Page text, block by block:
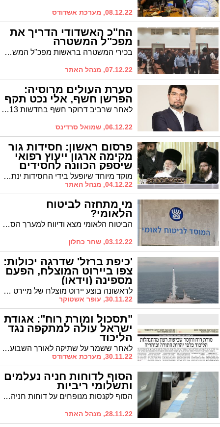
08.12.22, מערכת אשדודס
הח"כ האשדודי הדריך את
מפכ"ל המשטרה
בכירי המשטרה בראשות מפכ"ל המשטרה תנ"צ קובי שבתאי סיירו בבית המדרש הגדול של ויזניץ בבני ברק וזכו להדרכה והסבר מהח"כ האשדודי הרב יעקב טסלר. צפו
07.12.22, מנהל האתר
סערת העולים מרוסיה:
הפרשן חשף, אלי נכט תקף
לאחר שרביב דרוקר חשף בחדשות 13, כי העולים החדשים מרוסיה מגיעים לישראל כדי לקבל את סל ההטבות כעולים חדשים והם חוזרים מיד אל מולדתם, תוקף אלי נכט: "הכתבה של דרוקר מלאה שקרים ורמיזות על גבול הגזענות"
06.12.22, שמואל סרדינס
פרסום ראשון: חסידות גור
מקימה ארגון ייעוץ רפואי
שיספק הכוונה לחסידים
מוקד מיוחד שיופעל בידי החסידות ינתב את הפניות העוסקות בנושאים רפואיים לאנשי המקצוע. ומי יעמוד בראשו של המוקד? כל הפרטים
04.12.22, מנהל האתר
מי מתחזה לביטוח
הלאומי?
הביטוח הלאומי מצא ודיווח למערך הסייבר הלאומי על גורמים מתחזים ברשת לאתר הארגון
03.12.22, שחר כחלון
'כיפת ברזל' שדרגה יכולות:
צפו ביירוט המוצלח, הפעם
מספינה (וידאו)
לראשונה בוצע יירוט מוצלח של מיירט ארוך טווח 'LRAD׳ מספינת הטילים אח"י מגן מדגם סער 6 כנגד מטרה שדימתה טיל שיוט מתקדם
30.11.22, עופר אשטוקר
"תסכול ומורת רוח": אגודת
ישראל עולה למתקפה נגד
הליכוד
לאחר ששמר על שתיקה לאורך השבועות האחרונים כדי לנסות למצות מגעים מול הליכוד, 'המבשר' יוצא הבוקר במתקפה חריפה וטוען כי הליכוד מתנהל בחוסר הוגנות כלפי יהדות התורה
30.11.22, מערכת אשדודס
הסוף לדוחות חניה נעלמים
ותשלומי ריביות
הסוף לקנסות מנופחים על דוחות חניה עליהם לא ידעתם * שר המשפטים גדעון סער פרסם תזכיר תקנות שיחייב רשויות מקומיות להודיע בהודעה לטלפון הנייד או למייל על קבלת דוח חניה בזמן אמת
28.11.22, מנהל האתר